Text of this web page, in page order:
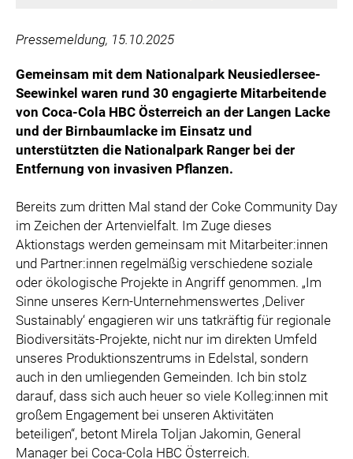
VIER HOCH VIER
ALFIES
HANNERSBERG
WILHELM-EXNER-MEDAILLEN STIFTUNG
EWP RECYCLING PFAND ÖSTERREICH
IMPERIAL MARKETS
SPECIAL OLYMPICS ÖSTERREICH
MEDIA
LOGOS
COCA COLA
PRESSEKONTAKT
Pressemeldung, 15.10.2025
Gemeinsam mit dem Nationalpark Neusiedlersee-
Seewinkel waren rund 30 engagierte Mitarbeitende
von Coca-Cola HBC Österreich an der Langen Lacke
und der Birnbaumlacke im Einsatz und
unterstützten die Nationalpark Ranger bei der
Entfernung von invasiven Pflanzen.
Bereits zum dritten Mal stand der Coke Community Day
im Zeichen der Artenvielfalt. Im Zuge dieses
Aktionstags werden gemeinsam mit Mitarbeiter:innen
und Partner:innen regelmäßig verschiedene soziale
oder ökologische Projekte in Angriff genommen. „Im
Sinne unseres Kern-Unternehmenswertes ‚Deliver
Sustainably‘ engagieren wir uns tatkräftig für regionale
Biodiversitäts-Projekte, nicht nur im direkten Umfeld
unseres Produktionszentrums in Edelstal, sondern
auch in den umliegenden Gemeinden. Ich bin stolz
darauf, dass sich auch heuer so viele Kolleg:innen mit
großem Engagement bei unseren Aktivitäten
beteiligen“, betont Mirela Toljan Jakomin, General
Manager bei Coca-Cola HBC Österreich.